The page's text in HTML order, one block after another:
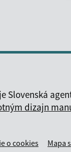
Slovenská
dizajn
o cookies Mapa